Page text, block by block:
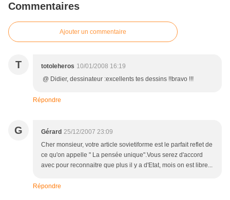
Commentaires
Ajouter un commentaire
T totoleheros 10/01/2008 16:19
@ Didier, dessinateur :excellents tes dessins !!bravo !!!
Répondre
G Gérard 25/12/2007 23:09
Cher monsieur, votre article sovietiforme est le parfait reflet de
ce qu'on appelle " La pensée unique".Vous serez d'accord
avec pour reconnaitre que plus il y a d'Etat, mois on est libre...
Répondre